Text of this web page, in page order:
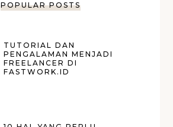
POPULAR POSTS
TUTORIAL DAN
PENGALAMAN MENJADI
FREELANCER DI
FASTWORK.ID